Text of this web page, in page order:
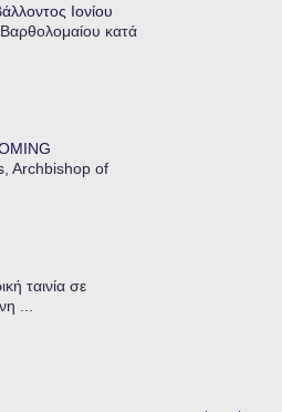
Ιονίου
κατά
Archbishop of
ταινία σε
...